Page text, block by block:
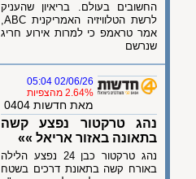
החשובים בעולם. בריאיון שהעניק
לרשת הטלוויזיה האמריקנית ABC,
אמר טראמפ כי למרות אירוע חריג
שנרשם
02/06/26 05:04
2.64% מהצפיות
מאת חדשות 0404
נהג טרקטור נפצע קשה
בתאונה באזור אריאל »»
נהג טרקטור כבן 24 נפצע הלילה
באורח קשה בתאונת דרכים בשטח